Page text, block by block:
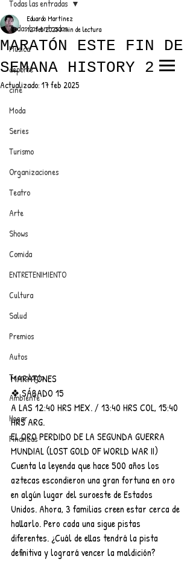
ANUNCIATE CON NOSOTROS
PARA MÁS INFORMACIÓN:
dinamicaseltrendytop@gmail.com
EL TRENDY TOP
CON EDDY MARTINEZ
Todas las entradas
Música
deporte
cine
Moda
Series
Turismo
Organizaciones
Teatro
Arte
Shows
Comida
ENTRETENIMIENTO
Cultura
Salud
Premios
Autos
Tecnología
Ambiente
Hogar
Finanzas
Todas las entradas
MARATÓN ESTE FIN DE
SEMANA HISTORY 2
Eduardo Martínez
12 feb 20253 min de lectura
Actualizado: 17 feb 2025
MARATONES
❖ SÁBADO 15
A LAS 12:40 HRS MEX. / 13:40 HRS COL, 15:40
HRS ARG.
EL ORO PERDIDO DE LA SEGUNDA GUERRA
MUNDIAL (LOST GOLD OF WORLD WAR II)
Cuenta la leyenda que hace 500 años los
aztecas escondieron una gran fortuna en oro
en algún lugar del suroeste de Estados
Unidos. Ahora, 3 familias creen estar cerca de
hallarlo. Pero cada una sigue pistas
diferentes. ¿Cuál de ellas tendrá la pista
definitiva y logrará vencer la maldición?